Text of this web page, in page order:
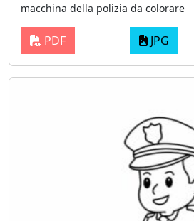
macchina della polizia da colorare
PDF JPG